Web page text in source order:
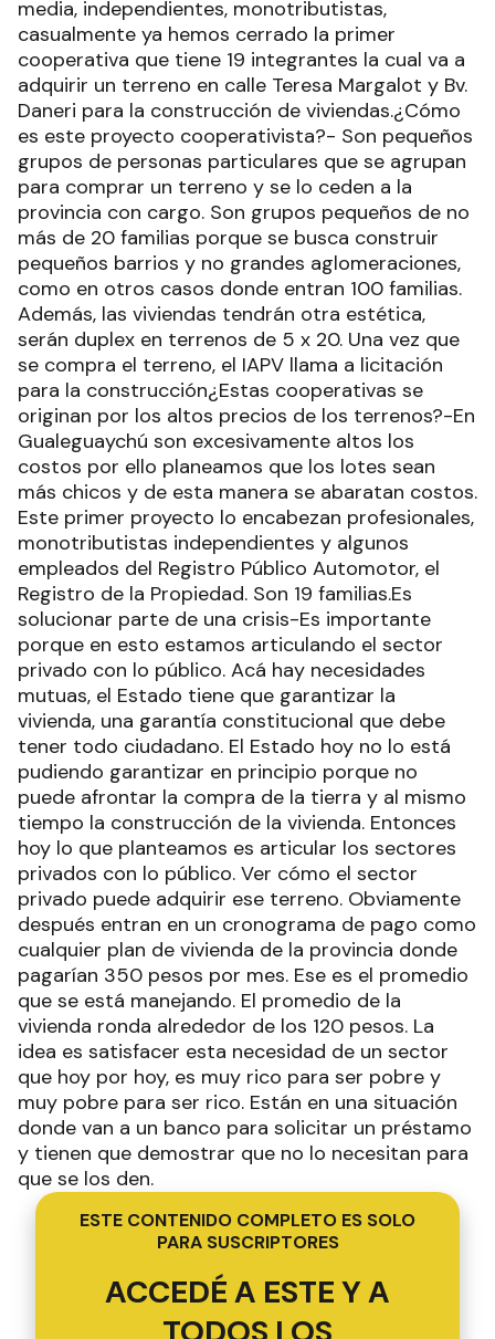
media, independientes, monotributistas,
casualmente ya hemos cerrado la primer
cooperativa que tiene 19 integrantes la cual va a
adquirir un terreno en calle Teresa Margalot y Bv.
Daneri para la construcción de viviendas.¿Cómo
es este proyecto cooperativista?- Son pequeños
grupos de personas particulares que se agrupan
para comprar un terreno y se lo ceden a la
provincia con cargo. Son grupos pequeños de no
más de 20 familias porque se busca construir
pequeños barrios y no grandes aglomeraciones,
como en otros casos donde entran 100 familias.
Además, las viviendas tendrán otra estética,
serán duplex en terrenos de 5 x 20. Una vez que
se compra el terreno, el IAPV llama a licitación
para la construcción¿Estas cooperativas se
originan por los altos precios de los terrenos?-En
Gualeguaychú son excesivamente altos los
costos por ello planeamos que los lotes sean
más chicos y de esta manera se abaratan costos.
Este primer proyecto lo encabezan profesionales,
monotributistas independientes y algunos
empleados del Registro Público Automotor, el
Registro de la Propiedad. Son 19 familias.Es
solucionar parte de una crisis-Es importante
porque en esto estamos articulando el sector
privado con lo público. Acá hay necesidades
mutuas, el Estado tiene que garantizar la
vivienda, una garantía constitucional que debe
tener todo ciudadano. El Estado hoy no lo está
pudiendo garantizar en principio porque no
puede afrontar la compra de la tierra y al mismo
tiempo la construcción de la vivienda. Entonces
hoy lo que planteamos es articular los sectores
privados con lo público. Ver cómo el sector
privado puede adquirir ese terreno. Obviamente
después entran en un cronograma de pago como
cualquier plan de vivienda de la provincia donde
pagarían 350 pesos por mes. Ese es el promedio
que se está manejando. El promedio de la
vivienda ronda alrededor de los 120 pesos. La
idea es satisfacer esta necesidad de un sector
que hoy por hoy, es muy rico para ser pobre y
muy pobre para ser rico. Están en una situación
donde van a un banco para solicitar un préstamo
y tienen que demostrar que no lo necesitan para
que se los den.
ESTE CONTENIDO COMPLETO ES SOLO
PARA SUSCRIPTORES
ACCEDÉ A ESTE Y A